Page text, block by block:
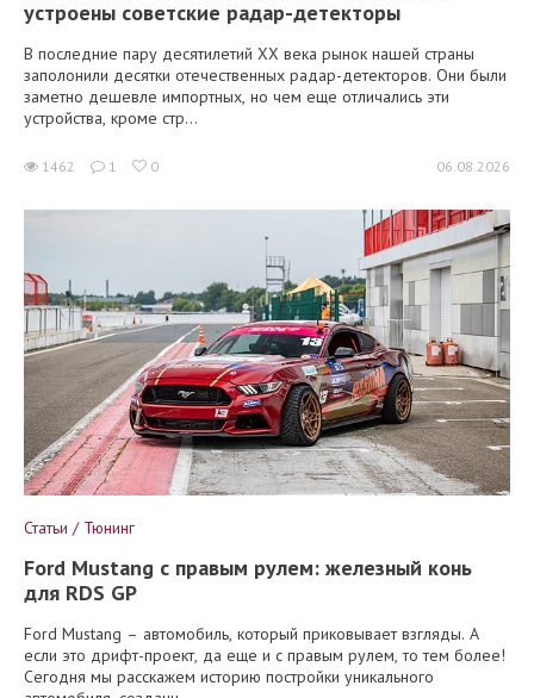
устроены советские радар-детекторы
В последние пару десятилетий XX века рынок нашей страны
заполонили десятки отечественных радар-детекторов. Они были
заметно дешевле импортных, но чем еще отличались эти
устройства, кроме стр...
1462 1 0 06.08.2026
Статьи / Тюнинг
Ford Mustang с правым рулем: железный конь
для RDS GP
Ford Mustang – автомобиль, который приковывает взгляды. А
если это дрифт-проект, да еще и с правым рулем, то тем более!
Сегодня мы расскажем историю постройки уникального